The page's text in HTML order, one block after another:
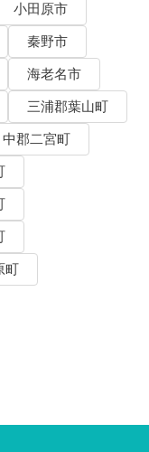
小田原市
秦野市
海老名市
三浦郡葉山町
中郡二宮町
町